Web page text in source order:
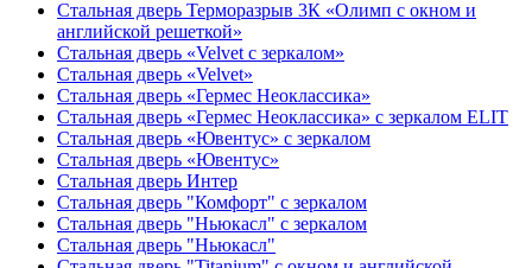
Стальная дверь Терморазрыв 3К «Олимп с окном и
английской решеткой»
Стальная дверь «Velvet с зеркалом»
Стальная дверь «Velvet»
Стальная дверь «Гермес Неоклассика»
Стальная дверь «Гермес Неоклассика» с зеркалом ELIT
Стальная дверь «Ювентус» с зеркалом
Стальная дверь «Ювентус»
Стальная дверь Интер
Стальная дверь "Комфорт" с зеркалом
Стальная дверь "Ньюкасл" с зеркалом
Стальная дверь "Ньюкасл"